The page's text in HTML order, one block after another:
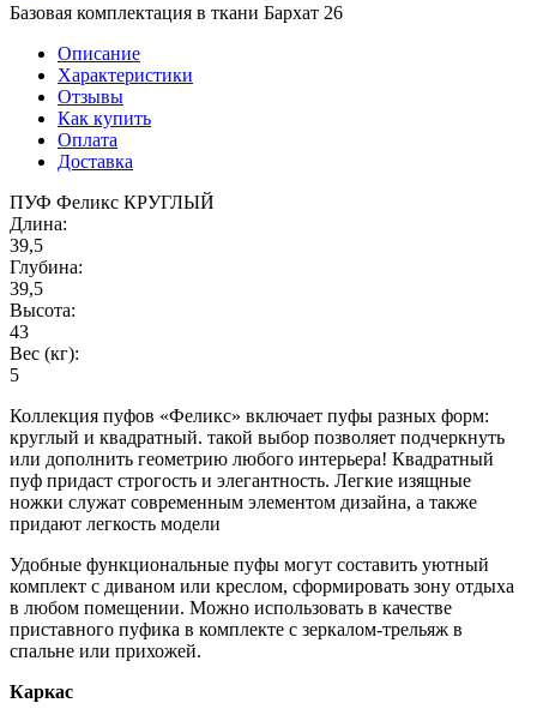
Базовая комплектация в ткани Бархат 26
Описание
Характеристики
Отзывы
Как купить
Оплата
Доставка
ПУФ Феликс КРУГЛЫЙ
Длина:
39,5
Глубина:
39,5
Высота:
43
Вес (кг):
5
Коллекция пуфов «Феликс» включает пуфы разных форм:
круглый и квадратный. такой выбор позволяет подчеркнуть
или дополнить геометрию любого интерьера! Квадратный
пуф придаст строгость и элегантность. Легкие изящные
ножки служат современным элементом дизайна, а также
придают легкость модели
Удобные функциональные пуфы могут составить уютный
комплект с диваном или креслом, сформировать зону отдыха
в любом помещении. Можно использовать в качестве
приставного пуфика в комплекте с зеркалом-трельяж в
спальне или прихожей.
Каркас